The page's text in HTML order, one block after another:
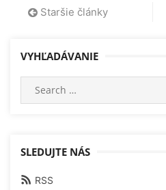
Navigácia
článkoch
Staršie články
VYHĽADÁVANIE
SLEDUJTE NÁS
RSS